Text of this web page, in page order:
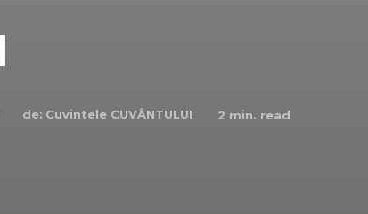
de: Cuvintele CUVÂNTULUI 2 min. read